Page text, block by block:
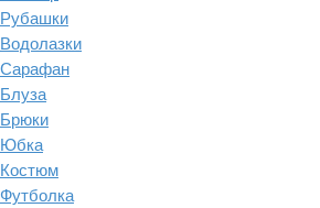
Рубашки
Водолазки
Сарафан
Блуза
Брюки
Юбка
Костюм
Футболка